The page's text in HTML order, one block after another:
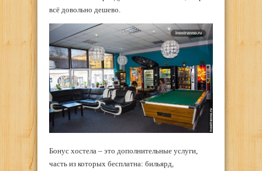
всё довольно дешево.
Бонус хостела – это дополнительные услуги,
часть из которых бесплатна: бильярд,